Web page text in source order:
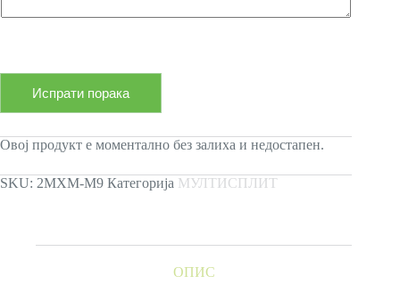
Испрати порака
Овој продукт е моментално без залиха и недостапен.
SKU: 2MXM-M9 Категорија МУЛТИСПЛИТ
ОПИС